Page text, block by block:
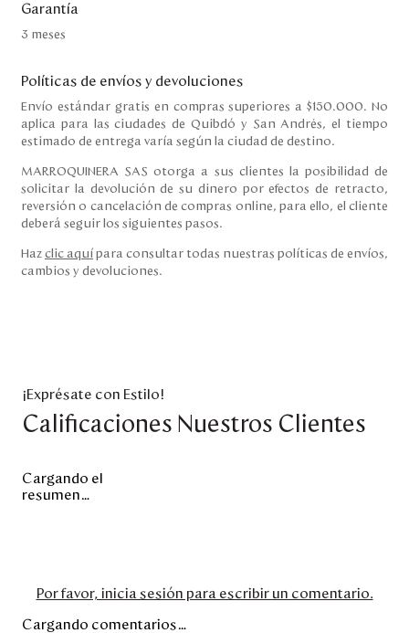
Garantía
3 meses
Políticas de envíos y devoluciones
Envío estándar gratis en compras superiores a $150.000. No
aplica para las ciudades de Quibdó y San Andrés, el tiempo
estimado de entrega varía según la ciudad de destino.
MARROQUINERA SAS otorga a sus clientes la posibilidad de
solicitar la devolución de su dinero por efectos de retracto,
reversión o cancelación de compras online, para ello, el cliente
deberá seguir los siguientes pasos.
Haz clic aquí para consultar todas nuestras políticas de envíos,
cambios y devoluciones.
¡Exprésate con Estilo!
Calificaciones Nuestros Clientes
Cargando el
resumen…
Por favor, inicia sesión para escribir un comentario.
Cargando comentarios…